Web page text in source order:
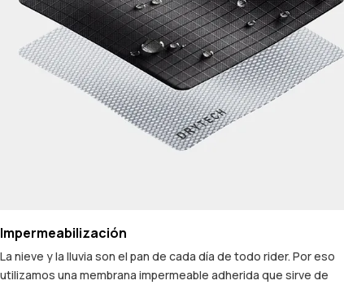
Impermeabilización
La nieve y la lluvia son el pan de cada día de todo rider. Por eso
utilizamos una membrana impermeable adherida que sirve de